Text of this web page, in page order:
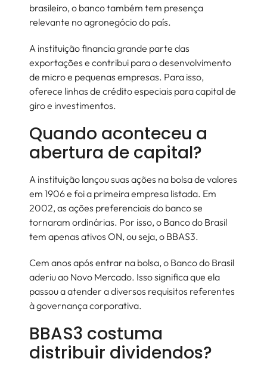
brasileiro, o banco também tem presença
relevante no agronegócio do país.
A instituição financia grande parte das
exportações e contribui para o desenvolvimento
de micro e pequenas empresas. Para isso,
oferece linhas de crédito especiais para capital de
giro e investimentos.
Quando aconteceu a
abertura de capital?
A instituição lançou suas ações na bolsa de valores
em 1906 e foi a primeira empresa listada. Em
2002, as ações preferenciais do banco se
tornaram ordinárias. Por isso, o Banco do Brasil
tem apenas ativos ON, ou seja, o BBAS3.
Cem anos após entrar na bolsa, o Banco do Brasil
aderiu ao Novo Mercado. Isso significa que ela
passou a atender a diversos requisitos referentes
à governança corporativa.
BBAS3 costuma
distribuir dividendos?